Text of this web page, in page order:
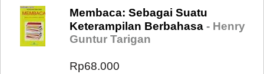
Membaca: Sebagai Suatu
Keterampilan Berbahasa - Henry
Guntur Tarigan
Rp68.000